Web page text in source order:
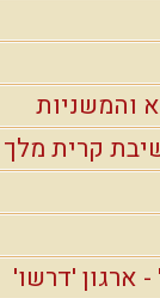
והמשניות
קרית מלך
ארגון 'דרשו'